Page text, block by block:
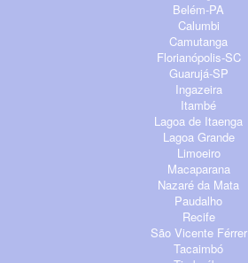
Belém-PA
Calumbi
Camutanga
Florianópolis-SC
Guarujá-SP
Ingazeira
Itambé
Lagoa de Itaenga
Lagoa Grande
Limoeiro
Macaparana
Nazaré da Mata
Paudalho
Recife
São Vicente Férrer
Tacaimbó